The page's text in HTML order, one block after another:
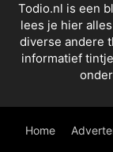
Todio.nl is een
lees je hier
diverse andere
informatief
Home